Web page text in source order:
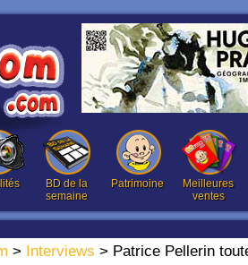
BD de la
semaine
Patrimoine
Meilleures
ventes
> Interviews > Patrice Pellerin